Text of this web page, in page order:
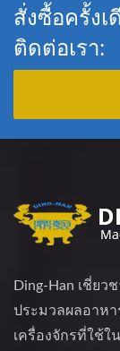
สั่งซื้อครั้ง
ติดต่อเรา:
Ding-Han เชี่ย
ประมวลผลอาหา
เครื่องจักรที่ใช้ใ